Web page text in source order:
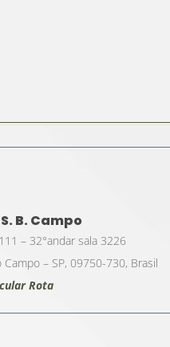
B. Campo
– 32°andar sala 3226
– SP, 09750-730, Brasil
Rota